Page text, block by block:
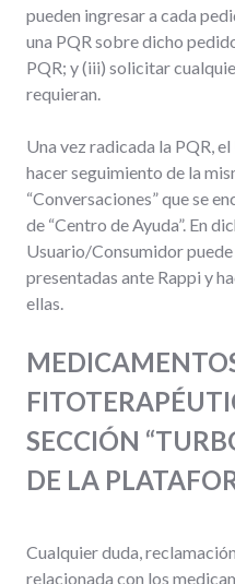
pueden ingresar a cada
una PQR sobre dicho
PQR; y (iii) solicitar
requieran.
Una vez radicada la PQR,
hacer seguimiento de la
“Conversaciones” que se
de “Centro de Ayuda”. En
Usuario/Consumidor
presentadas ante Rappi y
ellas.
SECCIÓN
DE LA
Cualquier duda,
relacionada con los